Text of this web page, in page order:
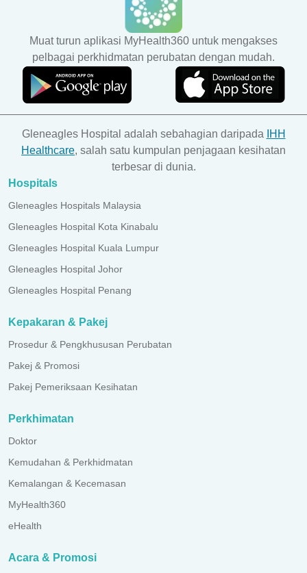
Muat turun aplikasi MyHealth360 untuk mengakses
pelbagai perkhidmatan perubatan dengan mudah.
Gleneagles Hospital adalah sebahagian daripada
IHH
Healthcare, salah satu kumpulan penjagaan kesihatan
terbesar di dunia.
Hospitals
Gleneagles Hospitals Malaysia
Gleneagles Hospital Kota Kinabalu
Gleneagles Hospital Kuala Lumpur
Gleneagles Hospital Johor
Gleneagles Hospital Penang
Kepakaran & Pakej
Prosedur & Pengkhususan Perubatan
Pakej & Promosi
Pakej Pemeriksaan Kesihatan
Perkhimatan
Doktor
Kemudahan & Perkhidmatan
Kemalangan & Kecemasan
MyHealth360
eHealth
Acara & Promosi